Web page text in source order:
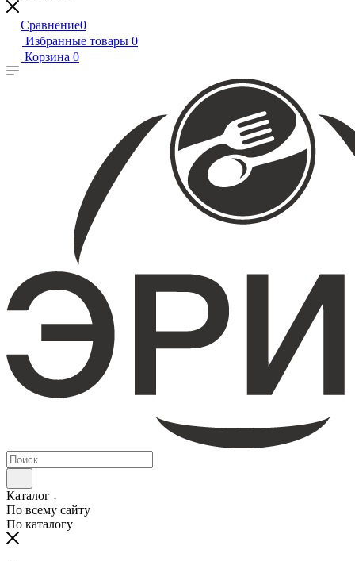
Сравнение0
Избранные товары 0
Корзина 0
Каталог
По всему сайту
По каталогу